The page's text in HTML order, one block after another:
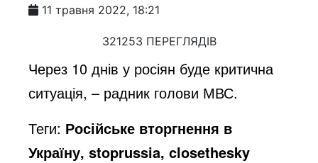
11 травня 2022, 18:21
321253 ПЕРЕГЛЯДІВ
Через 10 днів у росіян буде критична
ситуація, – радник голови МВС.
Теги: Російське вторгнення в
Україну, stoprussia, closethesky